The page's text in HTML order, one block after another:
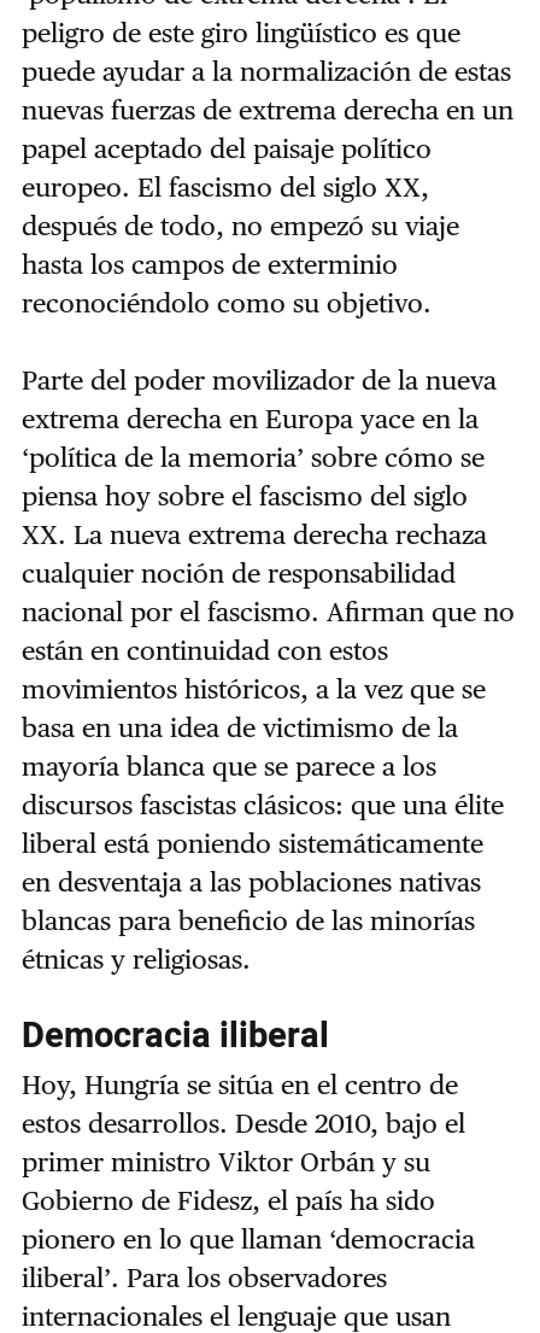
peligro de este giro lingüístico es que
puede ayudar a la normalización de estas
nuevas fuerzas de extrema derecha en un
papel aceptado del paisaje político
europeo. El fascismo del siglo XX,
después de todo, no empezó su viaje
hasta los campos de exterminio
reconociéndolo como su objetivo.
Parte del poder movilizador de la nueva
extrema derecha en Europa yace en la
‘política de la memoria’ sobre cómo se
piensa hoy sobre el fascismo del siglo
XX. La nueva extrema derecha rechaza
cualquier noción de responsabilidad
nacional por el fascismo. Afirman que no
están en continuidad con estos
movimientos históricos, a la vez que se
basa en una idea de victimismo de la
mayoría blanca que se parece a los
discursos fascistas clásicos: que una élite
liberal está poniendo sistemáticamente
en desventaja a las poblaciones nativas
blancas para beneficio de las minorías
étnicas y religiosas.
Democracia iliberal
Hoy, Hungría se sitúa en el centro de
estos desarrollos. Desde 2010, bajo el
primer ministro Viktor Orbán y su
Gobierno de Fidesz, el país ha sido
pionero en lo que llaman ‘democracia
iliberal’. Para los observadores
internacionales el lenguaje que usan